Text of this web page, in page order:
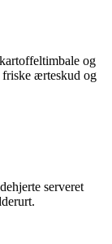
og
friske ærteskud og
serveret